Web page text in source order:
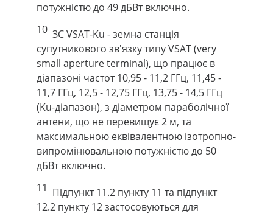
потужністю до 49 дБВт включно.
10 ЗС VSAT-Ku - земна станція
супутникового зв'язку типу VSAT (very
small aperture terminal), що працює в
діапазоні частот 10,95 - 11,2 ГГц, 11,45 -
11,7 ГГц, 12,5 - 12,75 ГГц, 13,75 - 14,5 ГГц
(Ku-діапазон), з діаметром параболічної
антени, що не перевищує 2 м, та
максимальною еквівалентною ізотропно-
випромінювальною потужністю до 50
дБВт включно.
11 Підпункт 11.2 пункту 11 та підпункт
12.2 пункту 12 застосовуються для